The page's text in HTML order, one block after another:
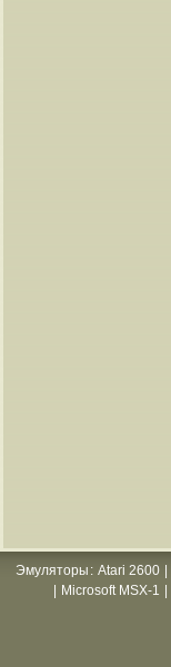
Эмуляторы : Atari 2600
Microsoft MSX-1